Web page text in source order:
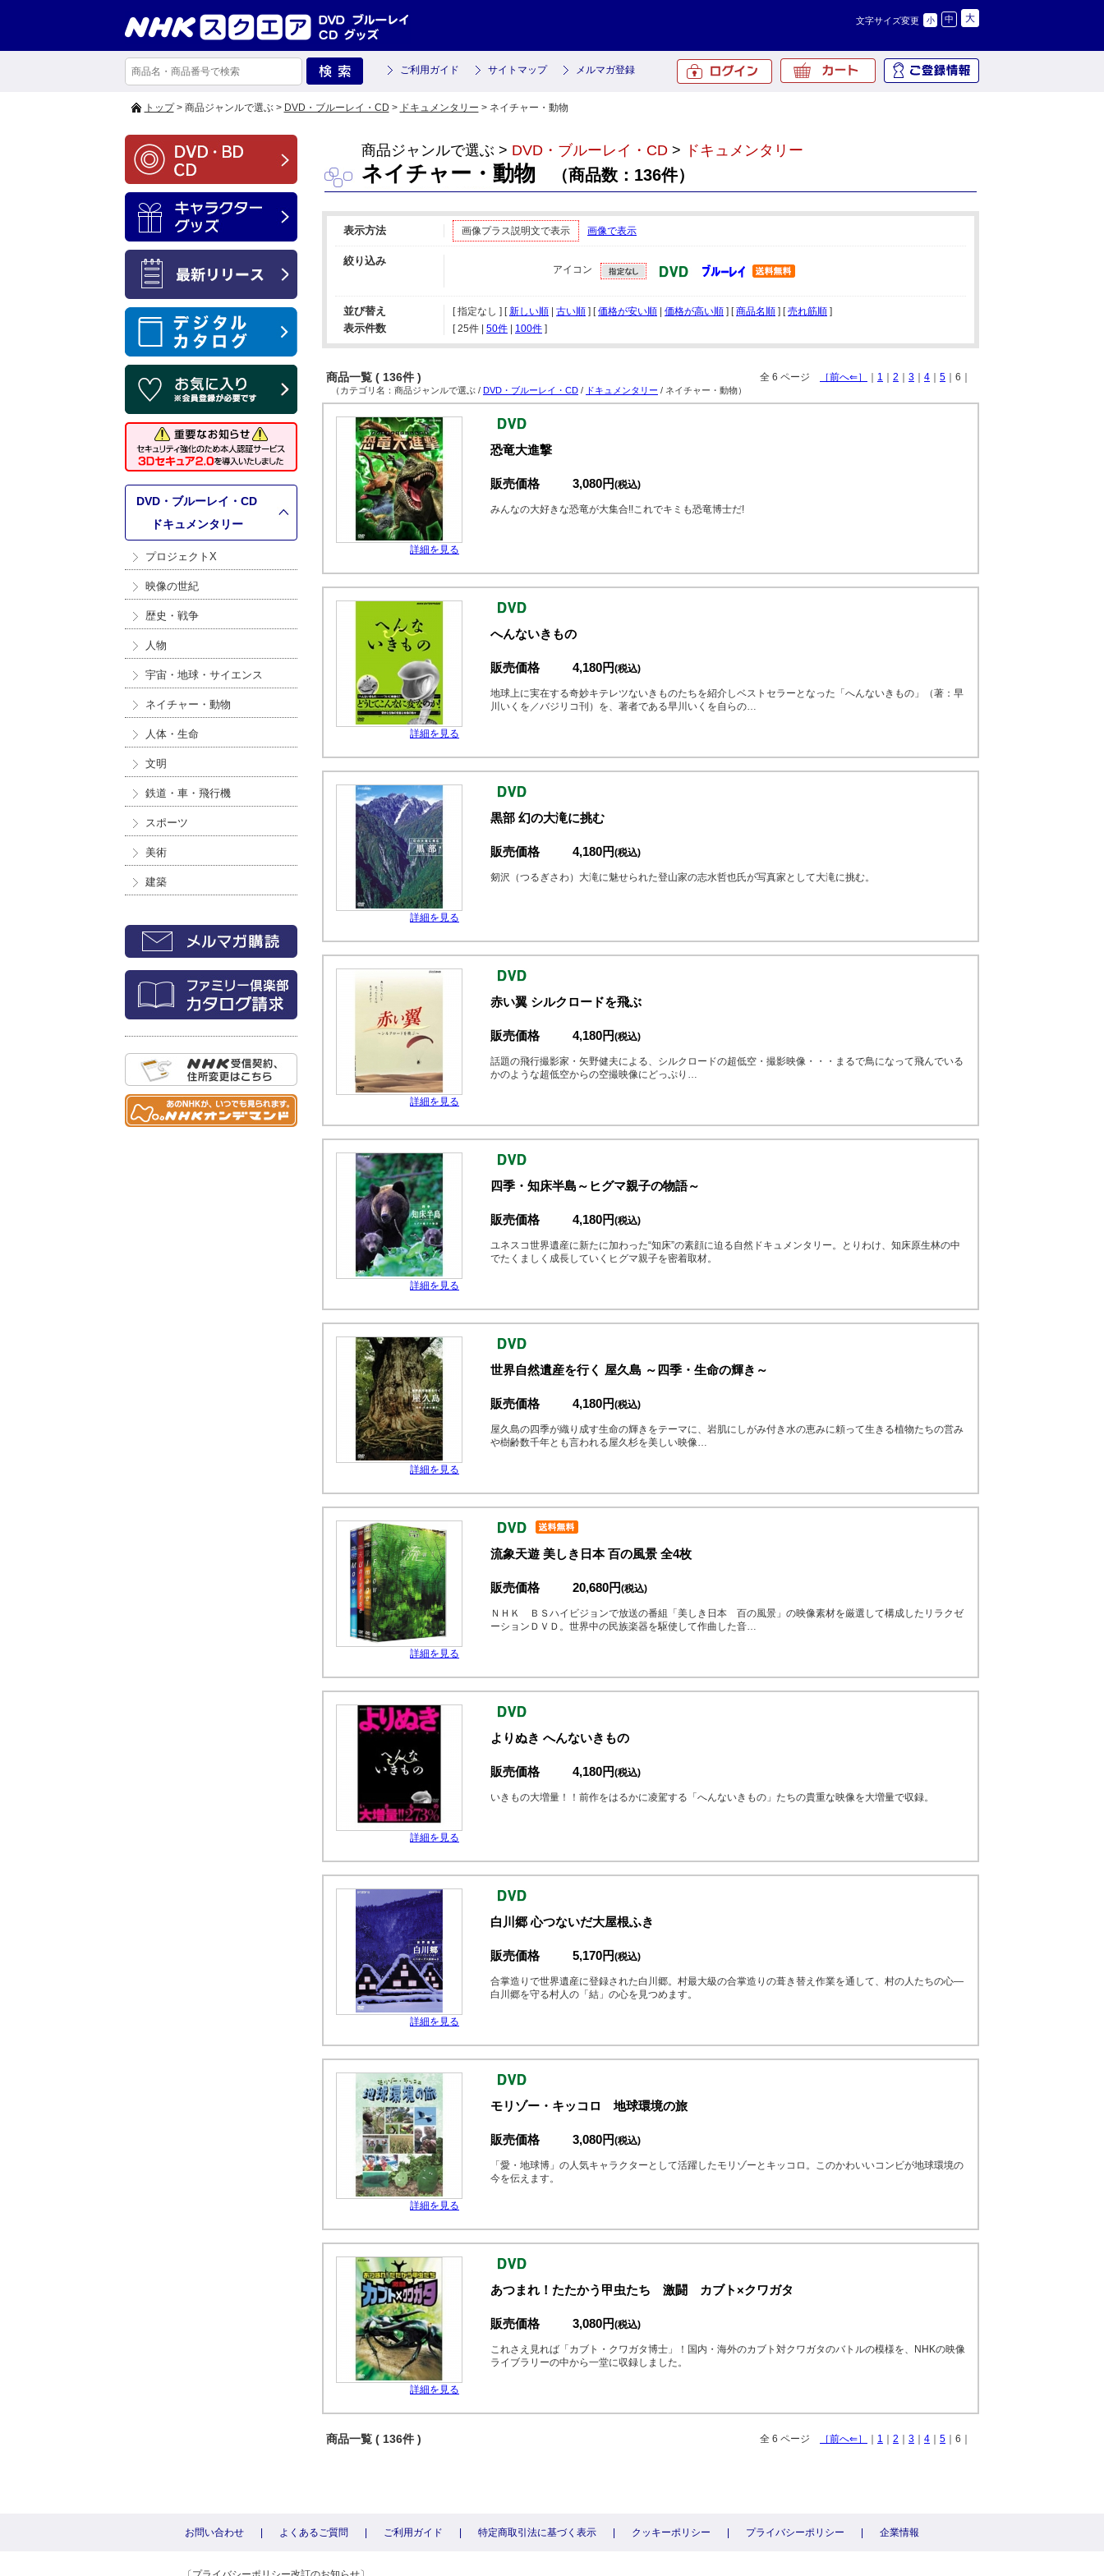
文字サイズ変更 小 中 大
ご利用ガイド サイトマップ メルマガ登録
トップ> 商品ジャンルで選ぶ > DVD・ブルーレイ・CD > ドキュメンタリー > ネイチャー・動物
DVD・ブルーレイ・CD
ドキュメンタリー
プロジェクトX
映像の世紀
歴史・戦争
人物
宇宙・地球・サイエンス
ネイチャー・動物
人体・生命
文明
鉄道・車・飛行機
スポーツ
美術
建築
商品ジャンルで選ぶ > DVD・ブルーレイ・CD > ドキュメンタリー
ネイチャー・動物 （商品数：136件）
表示方法 画像プラス説明文で表示 画像で表示
絞り込み
アイコン
並び替え [ 指定なし ] [新しい順 古い順 ] [価格が安い順 価格が高い順 ] [商品名順 ] [売れ筋順 ]
表示件数 [ 25件 50件 100件 ]
商品一覧 ( 136件 ) 全 6 ページ ［前へ⇐］ 1 2 3 4 5 ｜6｜
（カテゴリ名：商品ジャンルで選ぶ / DVD・ブルーレイ・CD / ドキュメンタリー / ネイチャー・動物）
詳細を見る
恐竜大進撃
販売価格 3,080円(税込)
みんなの大好きな恐竜が大集合!!これでキミも恐竜博士だ!
詳細を見る
へんないきもの
販売価格 4,180円(税込)
地球上に実在する奇妙キテレツないきものたちを紹介しベストセラーとなった「へんないきもの」（著：早
川いくを／バジリコ刊）を、著者である早川いくを自らの…
詳細を見る
黒部 幻の大滝に挑む
販売価格 4,180円(税込)
剱沢（つるぎさわ）大滝に魅せられた登山家の志水哲也氏が写真家として大滝に挑む。
詳細を見る
赤い翼 シルクロードを飛ぶ
販売価格 4,180円(税込)
話題の飛行撮影家・矢野健夫による、シルクロードの超低空・撮影映像・・・まるで鳥になって飛んでいる
かのような超低空からの空撮映像にどっぷり…
詳細を見る
四季・知床半島～ヒグマ親子の物語～
販売価格 4,180円(税込)
ユネスコ世界遺産に新たに加わった“知床”の素顔に迫る自然ドキュメンタリー。とりわけ、知床原生林の中
でたくましく成長していくヒグマ親子を密着取材。
詳細を見る
世界自然遺産を行く 屋久島 ～四季・生命の輝き～
販売価格 4,180円(税込)
屋久島の四季が織り成す生命の輝きをテーマに、岩肌にしがみ付き水の恵みに頼って生きる植物たちの営み
や樹齢数千年とも言われる屋久杉を美しい映像…
詳細を見る
流象天遊 美しき日本 百の風景 全4枚
販売価格 20,680円(税込)
ＮＨＫ ＢＳハイビジョンで放送の番組「美しき日本 百の風景」の映像素材を厳選して構成したリラクゼ
ーションＤＶＤ。世界中の民族楽器を駆使して作曲した音…
詳細を見る
よりぬき へんないきもの
販売価格 4,180円(税込)
いきもの大増量！！前作をはるかに凌駕する「へんないきもの」たちの貴重な映像を大増量で収録。
詳細を見る
白川郷 心つないだ大屋根ふき
販売価格 5,170円(税込)
合掌造りで世界遺産に登録された白川郷。村最大級の合掌造りの葺き替え作業を通して、村の人たちの心―
白川郷を守る村人の「結」の心を見つめます。
詳細を見る
モリゾー・キッコロ 地球環境の旅
販売価格 3,080円(税込)
「愛・地球博」の人気キャラクターとして活躍したモリゾーとキッコロ。このかわいいコンビが地球環境の
今を伝えます。
詳細を見る
あつまれ！たたかう甲虫たち 激闘 カブト×クワガタ
販売価格 3,080円(税込)
これさえ見れば「カブト・クワガタ博士」！国内・海外のカブト対クワガタのバトルの模様を、NHKの映像
ライブラリーの中から一堂に収録しました。
商品一覧 ( 136件 ) 全 6 ページ ［前へ⇐］ 1 2 3 4 5 ｜6｜
お問い合わせ よくあるご質問 ご利用ガイド 特定商取引法に基づく表示 クッキーポリシー プライバシーポリシー 企業情報